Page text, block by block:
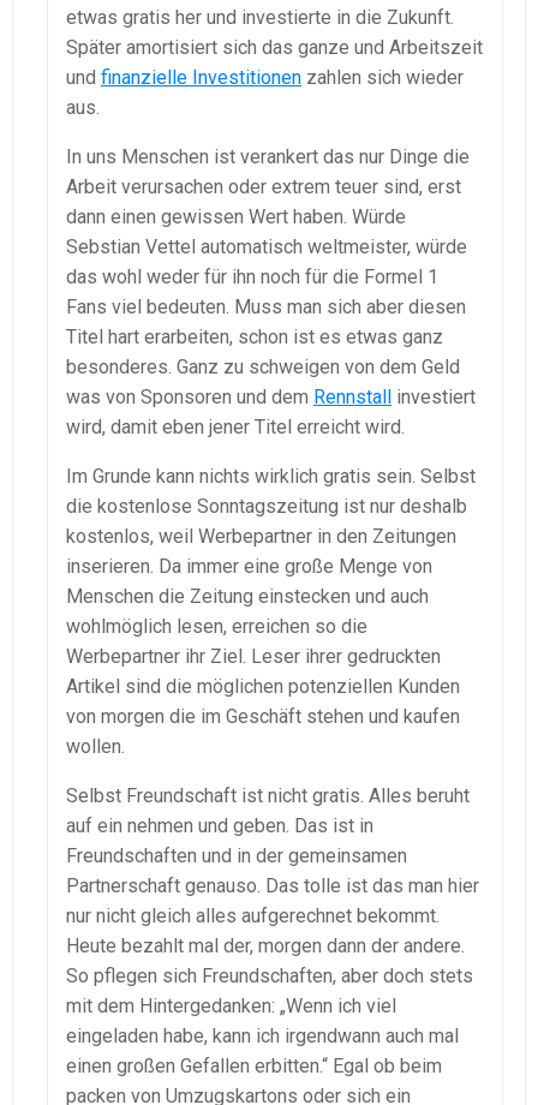
etwas gratis her und investierte in die Zukunft.
Später amortisiert sich das ganze und Arbeitszeit
und finanzielle Investitionen zahlen sich wieder
aus.
In uns Menschen ist verankert das nur Dinge die
Arbeit verursachen oder extrem teuer sind, erst
dann einen gewissen Wert haben. Würde
Sebstian Vettel automatisch weltmeister, würde
das wohl weder für ihn noch für die Formel 1
Fans viel bedeuten. Muss man sich aber diesen
Titel hart erarbeiten, schon ist es etwas ganz
besonderes. Ganz zu schweigen von dem Geld
was von Sponsoren und dem Rennstall investiert
wird, damit eben jener Titel erreicht wird.
Im Grunde kann nichts wirklich gratis sein. Selbst
die kostenlose Sonntagszeitung ist nur deshalb
kostenlos, weil Werbepartner in den Zeitungen
inserieren. Da immer eine große Menge von
Menschen die Zeitung einstecken und auch
wohlmöglich lesen, erreichen so die
Werbepartner ihr Ziel. Leser ihrer gedruckten
Artikel sind die möglichen potenziellen Kunden
von morgen die im Geschäft stehen und kaufen
wollen.
Selbst Freundschaft ist nicht gratis. Alles beruht
auf ein nehmen und geben. Das ist in
Freundschaften und in der gemeinsamen
Partnerschaft genauso. Das tolle ist das man hier
nur nicht gleich alles aufgerechnet bekommt.
Heute bezahlt mal der, morgen dann der andere.
So pflegen sich Freundschaften, aber doch stets
mit dem Hintergedanken: „Wenn ich viel
eingeladen habe, kann ich irgendwann auch mal
einen großen Gefallen erbitten.“ Egal ob beim
packen von Umzugskartons oder sich ein